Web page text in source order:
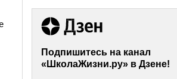
Подпишитесь на канал
«ШколаЖизни.ру» в Дзене!